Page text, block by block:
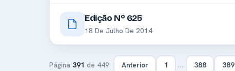
Edição Nº 625
18 De Julho De 2014
Página 391 de 449 Anterior 1 … 388 389